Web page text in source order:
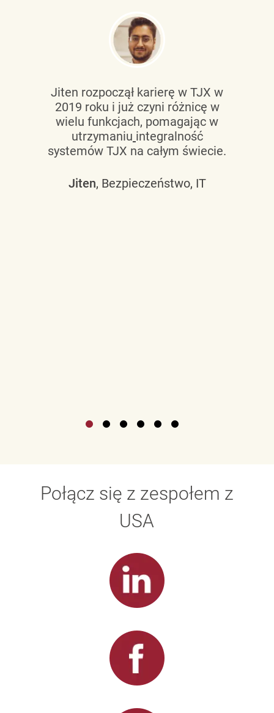
Jiten rozpoczął karierę w TJX w
2019 roku i już czyni różnicę w
wielu funkcjach, pomagając w
utrzymaniu integralność
systemów TJX na całym świecie.
Jiten, Bezpieczeństwo, IT
Połącz się z zespołem z
USA